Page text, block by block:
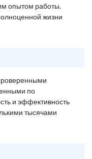
опытом работы.
жизни
по
и эффективность
тысячами